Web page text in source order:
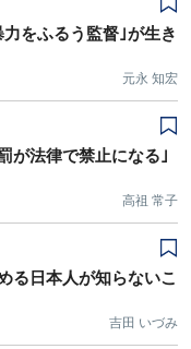
をふるう監督｣が生き
元永 知宏
が法律で禁止になる｣
高祖 常子
る日本人が知らないこ
吉田 いづみ